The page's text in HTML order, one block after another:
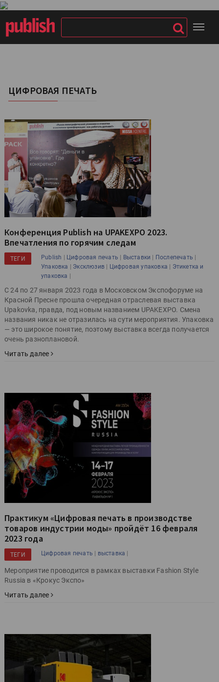
ЦИФРОВАЯ ПЕЧАТЬ
Конференция Publish на UPAKEXPO 2023.
Впечатления по горячим следам
ТЕГИ Publish | Цифровая печать | Выставки | Послепечать |
Упаковка | Эксклюзив | Цифровая упаковка | Этикетка и
упаковка |
С 24 по 27 января 2023 года в Московском Экспофоруме на
Красной Пресне прошла очередная отраслевая выставка
Upakovka, правда, под новым названием UPAKEXPO. Смена
названия никак не отразилась на сути мероприятия. Упаковка
— это широкое понятие, поэтому выставка всегда получается
очень разноплановой.
Читать далее
Практикум «Цифровая печать в производстве
товаров индустрии моды» пройдёт 16 февраля
2023 года
ТЕГИ Цифровая печать | выставка |
Мероприятие проводится в рамках выставки Fashion Style
Russia в «Крокус Экспо»
Читать далее